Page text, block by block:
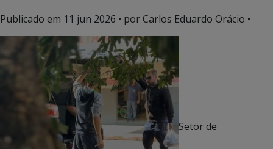
Publicado em 11 jun 2026 • por Carlos Eduardo Orácio •
Setor de